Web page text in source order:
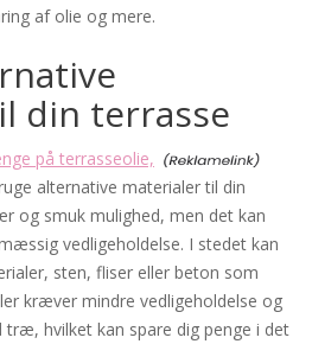
af olie og mere.
din terrasse
på terrasseolie,
alternative materialer til din
og smuk mulighed, men det kan
vedligeholdelse. I stedet kan
sten, fliser eller beton som
kræver mindre vedligeholdelse og
hvilket kan spare dig penge i det